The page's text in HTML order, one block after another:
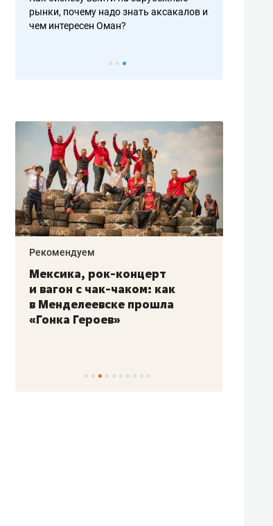
рынки, почему надо знать аксакалов и
чем интересен Оман?
Рекомендуем
Мексика, рок-концерт
и вагон с чак-чаком: как
в Менделеевске прошла
«Гонка Героев»